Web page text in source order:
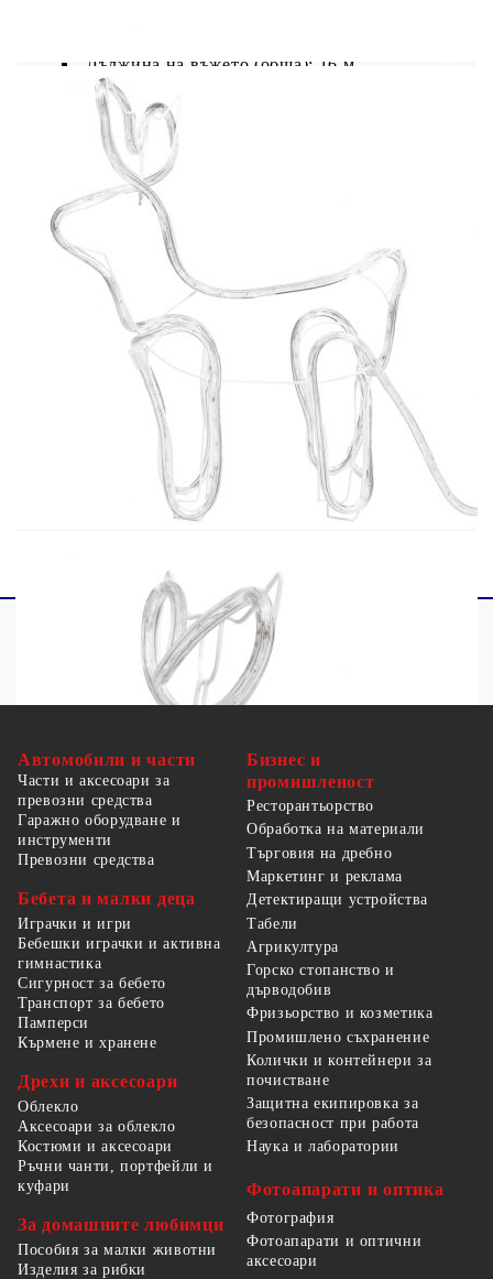
Дължина на въжето (обща): 16 м
Клас на защита: IP44
Напрежение: AC 220-240 V
Мощност: 76,8 W
Честота: 50 Hz
36 LED крушки на метър
Брой светодиоди: 576
За употреба на закрито и открито
Този уред не е предназначен за използване от
лица (включително деца) с намалени физически,
сетивни или умствени способности или с
недостатъчен опит и познания, освен ако не са
получили надзор или инструкции за
използването на уреда от лице, отговорно за
тяхната безопасност. Този продукт не е играчка.
Не позволявайте на деца да си играят с уреда.
Автомобили и части
Части и аксесоари за
превозни средства
Гаражно оборудване и
инструменти
Превозни средства
Бебета и малки деца
Играчки и игри
Бебешки играчки и активна
гимнастика
Сигурност за бебето
Транспорт за бебето
Памперси
Кърмене и хранене
Дрехи и аксесоари
Облекло
Аксесоари за облекло
Костюми и аксесоари
Ръчни чанти, портфейли и
куфари
За домашните любимци
Пособия за малки животни
Изделия за рибки
Бизнес и
промишленост
Ресторантьорство
Обработка на материали
Търговия на дребно
Маркетинг и реклама
Детектиращи устройства
Табели
Агрикултура
Горско стопанство и
дърводобив
Фризьорство и козметика
Промишлено съхранение
Колички и контейнери за
почистване
Защитна екипировка за
безопасност при работа
Наука и лаборатории
Фотоапарати и оптика
Фотография
Фотоапарати и оптични
аксесоари